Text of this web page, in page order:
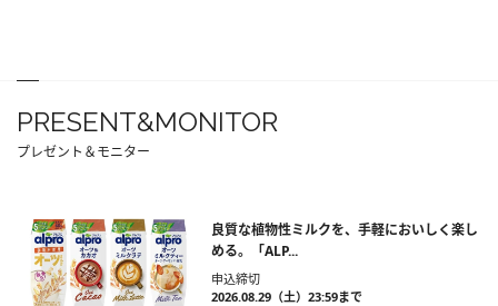
PRESENT&MONITOR
プレゼント＆モニター
良質な植物性ミルクを、手軽においしく楽し
める。「ALP...
申込締切
2026.08.29（土）23:59まで